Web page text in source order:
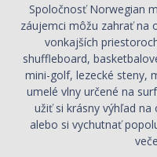
Spoločnosť Norwegian
záujemci môžu zahrať na
vonkajších
shuffleboard,
mini-golf, lezecké steny,
umelé vlny určené na
užiť si krásny výhľad
alebo si vychutnať